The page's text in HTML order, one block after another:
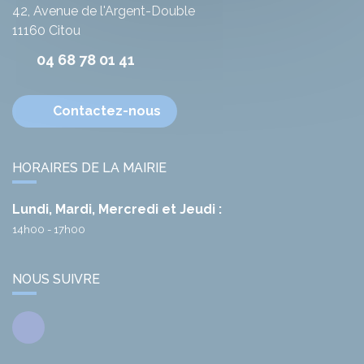
42, Avenue de l'Argent-Double
11160 Citou
04 68 78 01 41
Contactez-nous
HORAIRES DE LA MAIRIE
Lundi, Mardi, Mercredi et Jeudi :
14h00 - 17h00
NOUS SUIVRE
Facebook